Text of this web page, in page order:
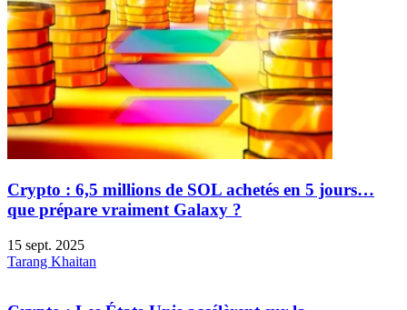
Crypto : 6,5 millions de SOL achetés en 5 jours…
que prépare vraiment Galaxy ?
15 sept. 2025
Tarang Khaitan